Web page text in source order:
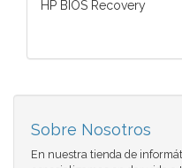
HP BIOS Recovery
Sobre Nosotros
En nuestra tienda de